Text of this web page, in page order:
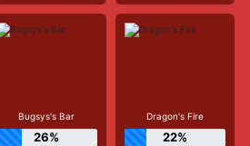
Bugsys's Bar
26%
Dragon's Fire
22%